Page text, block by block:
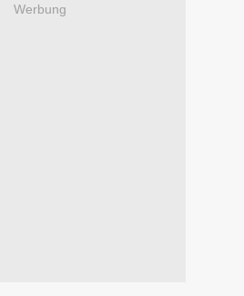
Werbung